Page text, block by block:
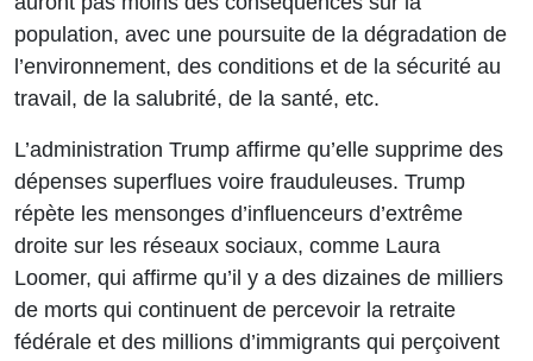
population, avec une poursuite de la dégradation de
l’environnement, des conditions et de la sécurité au
travail, de la salubrité, de la santé, etc.
L’administration Trump affirme qu’elle supprime des
dépenses superflues voire frauduleuses. Trump
répète les mensonges d’influenceurs d’extrême
droite sur les réseaux sociaux, comme Laura
Loomer, qui affirme qu’il y a des dizaines de milliers
de morts qui continuent de percevoir la retraite
fédérale et des millions d’immigrants qui perçoivent